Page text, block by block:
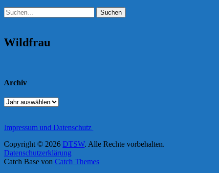
Suchen
Suchen
nach:
Wildfrau
Archiv
Impressum und Datenschutz
Copyright © 2026 DTSW. Alle Rechte vorbehalten.
Datenschutzerklärung
Catch Base von Catch Themes